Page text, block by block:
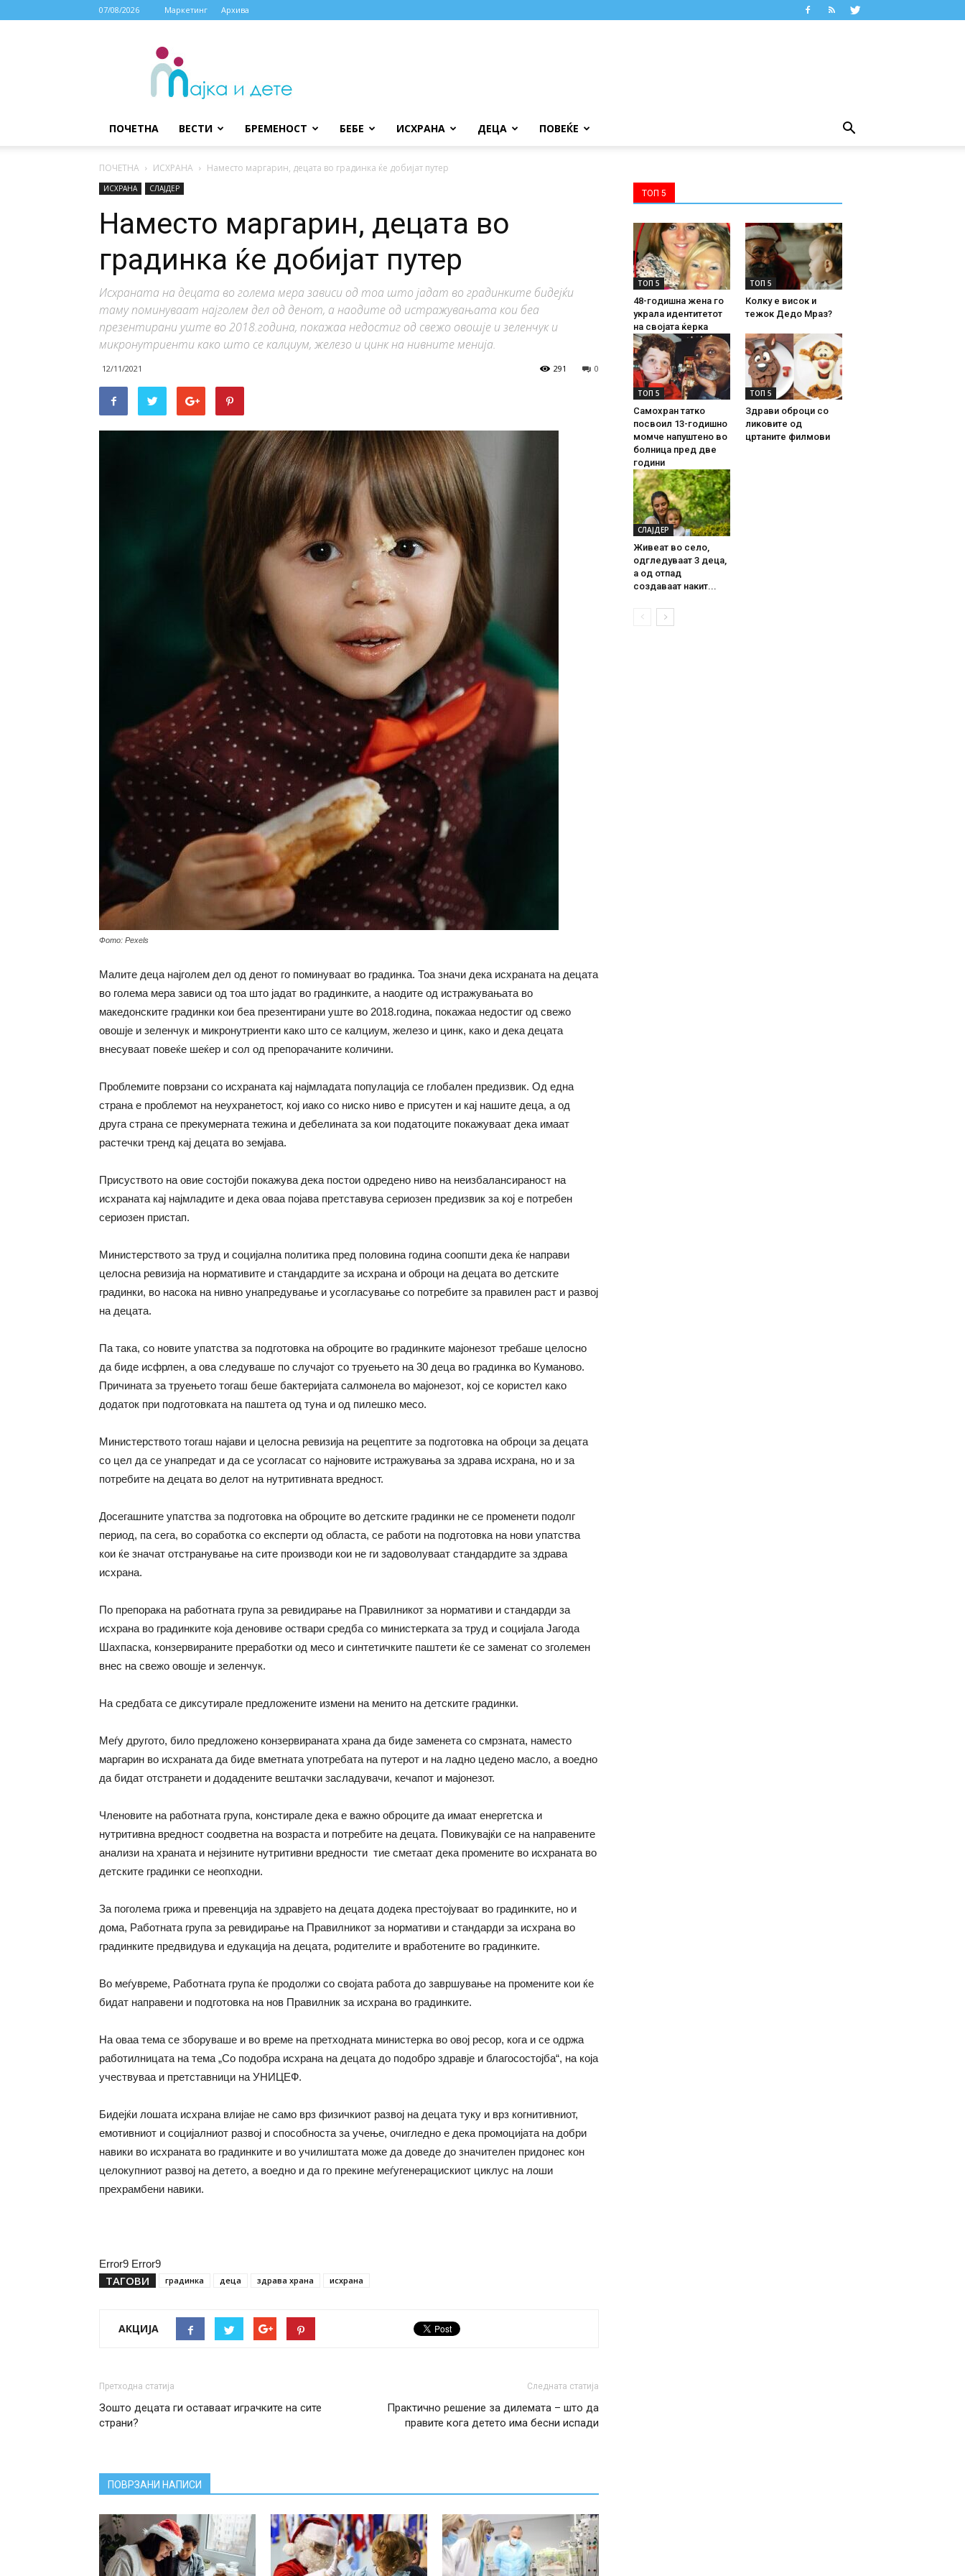
07/08/2026 Маркетинг Архива
МАЈКА
ДЕТЕ
ПОЧЕТНА ВЕСТИ БРЕМЕНОСТ БЕБЕ ИСХРАНА ДЕЦА ПОВЕЌЕ
ПОЧЕТНА ИСХРАНА Наместо маргарин, децата во градинка ќе добијат путер
ИСХРАНА СЛАЈДЕР
Наместо маргарин, децата во
градинка ќе добијат путер
Исхраната на децата во голема мера зависи од тоа што јадат во градинките бидејќи
таму поминуваат најголем дел од денот, а наодите од истражувањата кои беа
презентирани уште во 2018.година, покажаа недостиг од свежо овошје и зеленчук и
микронутриенти како што се калциум, железо и цинк на нивните менија.
12/11/2021 0
291
Фото: Pexels
Малите деца најголем дел од денот го поминуваат во градинка. Тоа значи дека исхраната на децата
во голема мера зависи од тоа што јадат во градинките, а наодите од истражувањата во
македонските градинки кои беа презентирани уште во 2018.година, покажаа недостиг од свежо
овошје и зеленчук и микронутриенти како што се калциум, железо и цинк, како и дека децата
внесуваат повеќе шеќер и сол од препорачаните количини.
Проблемите поврзани со исхраната кај најмладата популација се глобален предизвик. Од една
страна е проблемот на неухранетост, кој иако со ниско ниво е присутен и кај нашите деца, а од
друга страна се прекумерната тежина и дебелината за кои податоците покажуваат дека имаат
растечки тренд кај децата во земјава.
Присуството на овие состојби покажува дека постои одредено ниво на неизбалансираност на
исхраната кај најмладите и дека оваа појава претставува сериозен предизвик за кој е потребен
сериозен пристап.
Министерството за труд и социјална политика пред половина година соопшти дека ќе направи
целосна ревизија на нормативите и стандардите за исхрана и оброци на децата во детските
градинки, во насока на нивно унапредување и усогласување со потребите за правилен раст и развој
на децата.
Па така, со новите упатства за подготовка на оброците во градинките мајонезот требаше целосно
да биде исфрлен, а ова следуваше по случајот со труењето на 30 деца во градинка во Куманово.
Причината за труењето тогаш беше бактеријата салмонела во мајонезот, кој се користел како
додаток при подготовката на паштета од туна и од пилешко месо.
Министерството тогаш најави и целосна ревизија на рецептите за подготовка на оброци за децата
со цел да се унапредат и да се усогласат со најновите истражувања за здрава исхрана, но и за
потребите на децата во делот на нутритивната вредност.
Досегашните упатства за подготовка на оброците во детските градинки не се променети подолг
период, па сега, во соработка со експерти од областа, се работи на подготовка на нови упатства
кои ќе значат отстранување на сите производи кои не ги задоволуваат стандардите за здрава
исхрана.
По препорака на работната група за ревидирање на Правилникот за нормативи и стандарди за
исхрана во градинките која деновиве оствари средба со министерката за труд и социјала Јагода
Шахпаска, конзервираните преработки од месо и синтетичките паштети ќе се заменат со зголемен
внес на свежо овошје и зеленчук.
На средбата се диксутирале предложените измени на менито на детските градинки.
Меѓу другото, било предложено конзервираната храна да биде заменета со смрзната, наместо
маргарин во исхраната да биде вметната употребата на путерот и на ладно цедено масло, а воедно
да бидат отстранети и додадените вештачки засладувачи, кечапот и мајонезот.
Членовите на работната група, констирале дека е важно оброците да имаат енергетска и
нутритивна вредност соодветна на возраста и потребите на децата. Повикувајќи се на направените
анализи на храната и нејзините нутритивни вредности тие сметаат дека промените во исхраната во
детските градинки се неопходни.
За поголема грижа и превенција на здравјето на децата додека престојуваат во градинките, но и
дома, Работната група за ревидирање на Правилникот за нормативи и стандарди за исхрана во
градинките предвидува и едукација на децата, родителите и вработените во градинките.
Во меѓувреме, Работната група ќе продолжи со својата работа до завршување на промените кои ќе
бидат направени и подготовка на нов Правилник за исхрана во градинките.
На оваа тема се зборуваше и во време на претходната министерка во овој ресор, кога и се одржа
работилницата на тема „Со подобра исхрана на децата до подобро здравје и благосостојба“, на која
учествуваа и претставници на УНИЦЕФ.
Бидејќи лошата исхрана влијае не само врз физичкиот развој на децата туку и врз когнитивниот,
емотивниот и социјалниот развој и способноста за учење, очигледно е дека промоцијата на добри
навики во исхраната во градинките и во училиштата може да доведе до значителен придонес кон
целокупниот развој на детето, а воедно и да го прекине меѓугенерацискиот циклус на лоши
прехрамбени навики.
Error9 Error9
ТАГОВИ градинка деца здрава храна исхрана
АКЦИЈА
Претходна статија
Зошто децата ги оставаат играчките на сите
страни?
Следната статија
Практично решение за дилемата – што да
правите кога детето има бесни испади
ПОВРЗАНИ НАПИСИ
ТОП 5
ТОП 5
48-годишна жена го
украла идентитетот
на својата ќерка
ТОП 5
Колку е висок и
тежок Дедо Мраз?
ТОП 5
Самохран татко
посвоил 13-годишно
момче напуштено во
болница пред две
години
ТОП 5
Здрави оброци со
ликовите од
цртаните филмови
СЛАЈДЕР
Живеат во село,
одгледуваат 3 деца,
а од отпад
создаваат накит...